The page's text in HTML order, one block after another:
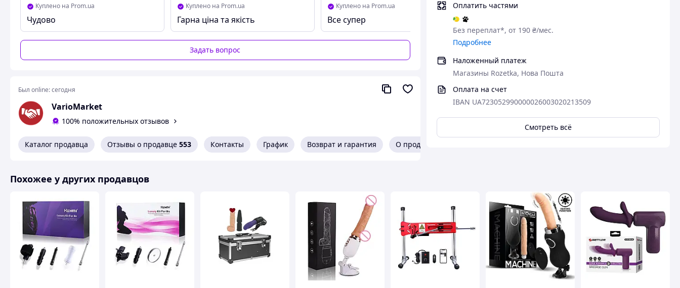
Оплатить частями
Без переплат*, от 190 ₴/мес.
Подробнее
Наложенный платеж
Магазины Rozetka, Нова Пошта
Оплата на счет
IBAN UA723052990000026003020213509
Смотреть всё
ВИДЕООБЗОР
Погрузитесь в мирнепрерывного наслаждения
с мощной автоматической секс-машиной, созданной для
тех, кто ценитинтенсивную стимуляциюи реалистичные ощущения. Телескопический фаллоимитаторс
подогревом и 7 режимами работы подарит вам
глубокое проникновение
и максимальное удовольствие.
Почему стоит выбрать эту секс-машину?
Куплено на Prom.ua
Чудово
Куплено на Prom.ua
Гарна ціна та якість
Куплено на Prom.ua
Все супер
Куплено на Prom.ua
Задать вопрос
Был online:сегодня
VarioMarket
100% положительных отзывов
Каталог продавца Отзывы о продавце 553 Контакты График Возврат и гарантия О продавце
Похожее у других продавцов